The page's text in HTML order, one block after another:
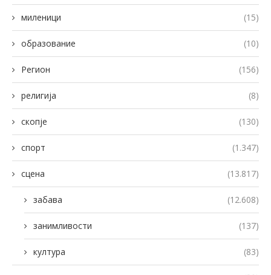
миленици (15)
образование (10)
Регион (156)
религија (8)
скопје (130)
спорт (1.347)
сцена (13.817)
забава (12.608)
занимливости (137)
култура (83)